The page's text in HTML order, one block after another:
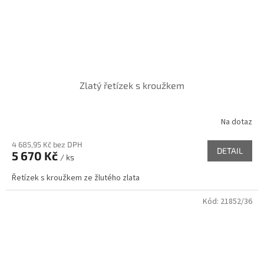
Zlatý řetízek s kroužkem
Na dotaz
4 685,95 Kč bez DPH
5 670 Kč / ks
DETAIL
Řetízek s kroužkem ze žlutého zlata
Kód: 21852/36